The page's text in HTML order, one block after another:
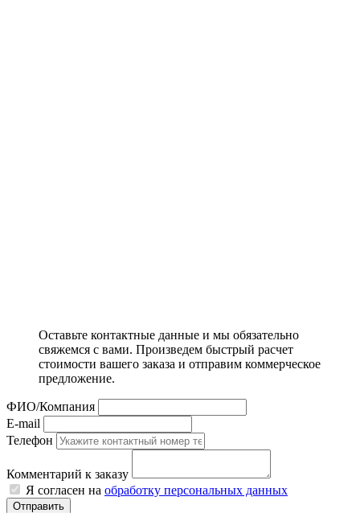
Оставьте контактные данные и мы обязательно
свяжемся с вами. Произведем быстрый расчет
стоимости вашего заказа и отправим коммерческое
предложение.
ФИО/Компания
E-mail
Телефон
Комментарий к заказу
Я согласен на обработку персональных данных
Отправить